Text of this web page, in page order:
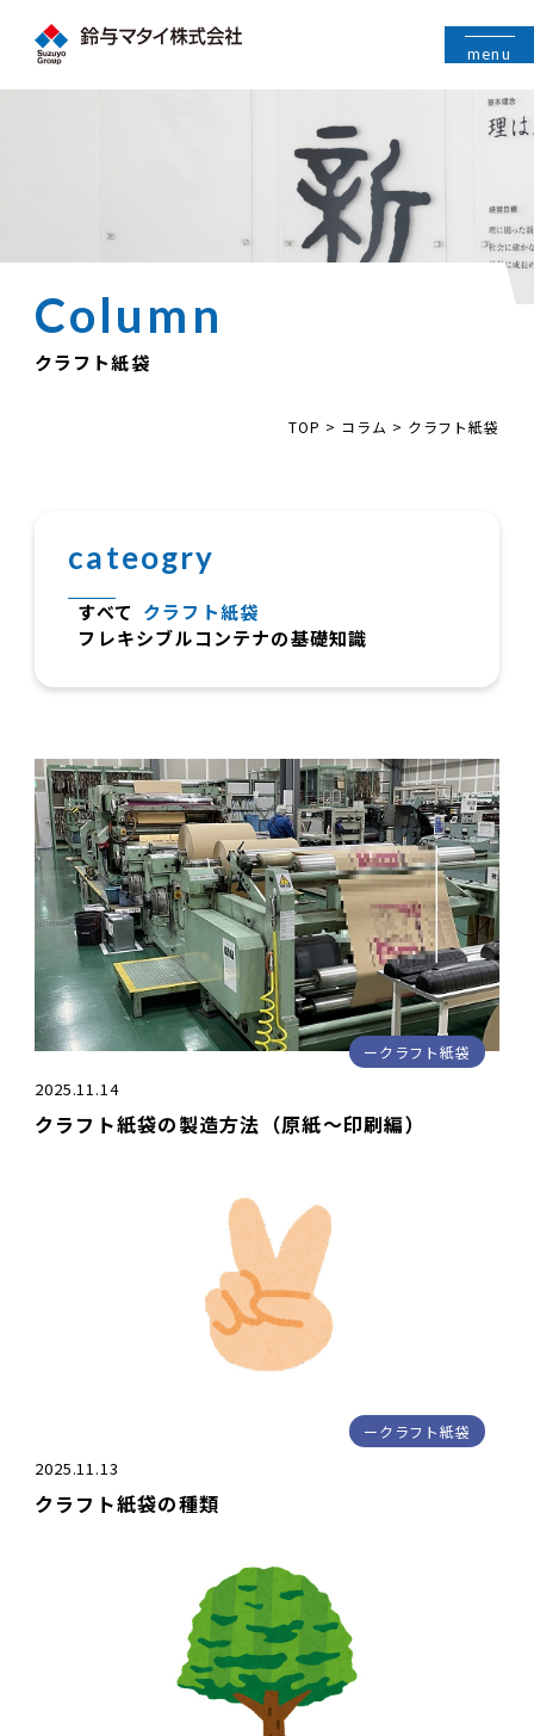
menu
クラフト紙袋
TOP > コラム > クラフト紙袋
cateogry
すべて クラフト紙袋
フレキシブルコンテナの基礎知識
クラフト紙袋
2025.11.14
クラフト紙袋の製造方法（原紙～印刷編）
クラフト紙袋
2025.11.13
クラフト紙袋の種類